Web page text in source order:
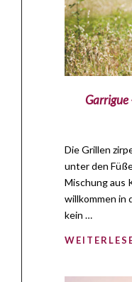
Garrigue
Die Grillen
unter den
Mischung aus
willkommen in
kein …